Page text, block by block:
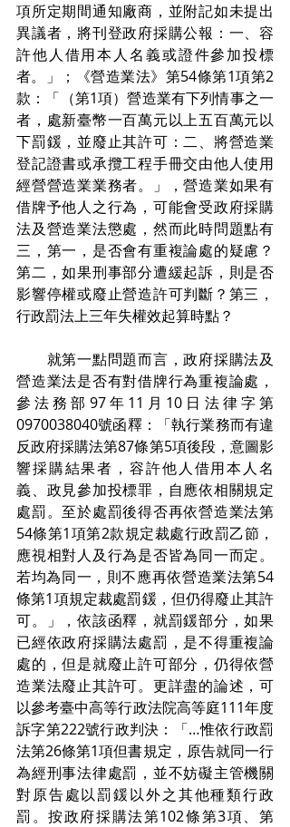
項所定期間通知廠商，並附記如未提出
異議者，將刊登政府採購公報：一、容
許他人借用本人名義或證件參加投標
者。」；《營造業法》第54條第1項第2
款：「（第1項）營造業有下列情事之一
者，處新臺幣一百萬元以上五百萬元以
下罰鍰，並廢止其許可：二、將營造業
登記證書或承攬工程手冊交由他人使用
經營營造業業務者。」，營造業如果有
借牌予他人之行為，可能會受政府採購
法及營造業法懲處，然而此時問題點有
三，第一，是否會有重複論處的疑慮？
第二，如果刑事部分遭緩起訴，則是否
影響停權或廢止營造許可判斷？第三，
行政罰法上三年失權效起算時點？
就第一點問題而言，政府採購法及
營造業法是否有對借牌行為重複論處，
參法務部97年11月10日法律字第
0970038040號函釋：「執行業務而有違
反政府採購法第87條第5項後段，意圖影
響採購結果者，容許他人借用本人名
義、政見參加投標罪，自應依相關規定
處罰。至於處罰後得否再依營造業法第
54條第1項第2款規定裁處行政罰乙節，
應視相對人及行為是否皆為同一而定。
若均為同一，則不應再依營造業法第54
條第1項規定裁處罰鍰，但仍得廢止其許
可。」，依該函釋，就罰鍰部分，如果
已經依政府採購法處罰，是不得重複論
處的，但是就廢止許可部分，仍得依營
造業法廢止其許可。更詳盡的論述，可
以參考臺中高等行政法院高等庭111年度
訴字第222號行政判決：「…惟依行政罰
法第26條第1項但書規定，原告就同一行
為經刑事法律處罰，並不妨礙主管機關
對原告處以罰鍰以外之其他種類行政
罰。按政府採購法第102條第3項、第